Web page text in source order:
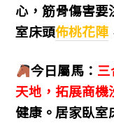
心，筋骨傷害要
室床頭佈桃花陣
今日屬馬：
天地，拓展商機
健康。居家臥室